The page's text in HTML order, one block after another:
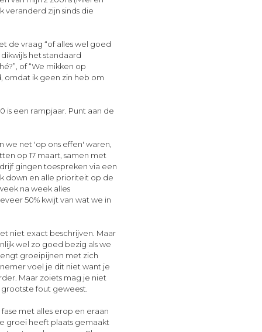
veranderd zijn sinds die
de vraag “of alles wel goed
het standaard
of “We mikken op
omdat ik geen zin heb om
is een rampjaar. Punt aan de
we net 'op ons effen' waren,
op 17 maart, samen met
gingen toespreken via een
down en alle prioriteit op de
na week alles
50% kwijt van wat we in
niet exact beschrijven. Maar
wel zo goed bezig als we
groeipijnen met zich
voel je dit niet want je
Maar zoiets mag je niet
fout geweest.
met alles erop en eraan
groei heeft plaats gemaakt